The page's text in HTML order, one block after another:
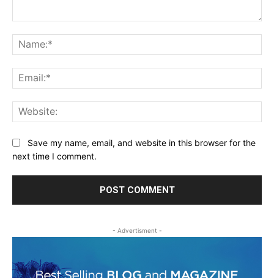
Save my name, email, and website in this browser for the
next time I comment.
- Advertisment -